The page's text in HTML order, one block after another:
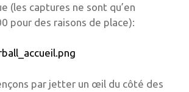
(les captures ne sont qu’en
pour des raisons de place):
par jetter un œil du côté des